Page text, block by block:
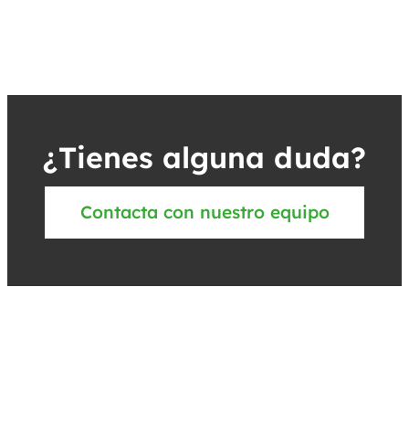
¿Tienes alguna duda?
Contacta con nuestro equipo